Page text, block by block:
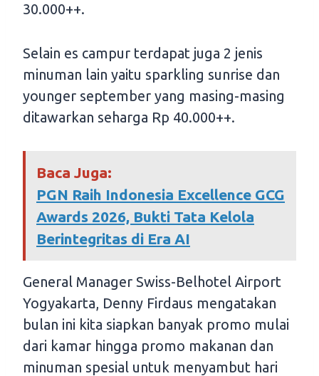
30.000++.
Selain es campur terdapat juga 2 jenis
minuman lain yaitu sparkling sunrise dan
younger september yang masing-masing
ditawarkan seharga Rp 40.000++.
Baca Juga:
PGN Raih Indonesia Excellence GCG
Awards 2026, Bukti Tata Kelola
Berintegritas di Era AI
General Manager Swiss-Belhotel Airport
Yogyakarta, Denny Firdaus mengatakan
bulan ini kita siapkan banyak promo mulai
dari kamar hingga promo makanan dan
minuman spesial untuk menyambut hari